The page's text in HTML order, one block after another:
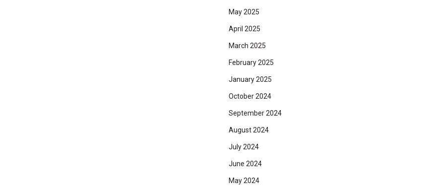
May 2025
April 2025
March 2025
February 2025
January 2025
October 2024
September 2024
August 2024
July 2024
June 2024
May 2024